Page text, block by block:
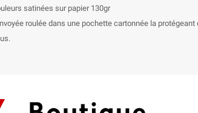
satinées sur papier 130gr
roulée dans une pochette cartonnée la protégeant